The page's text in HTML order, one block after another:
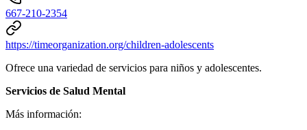
667-210-2354
https://timeorganization.org/children-adolescents
Ofrece una variedad de servicios para niños y adolescentes.
Servicios de Salud Mental
Más información: